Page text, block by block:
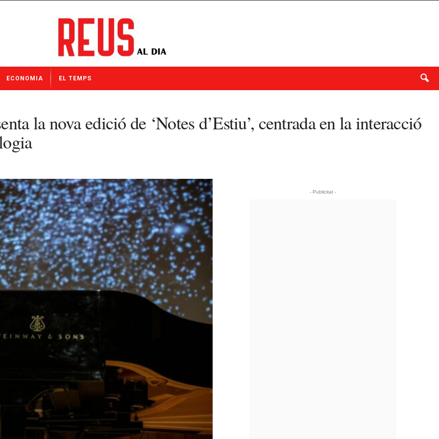
ECONOMIA EL TEMPS
la nova edició de ‘Notes d’Estiu’, centrada en la interacció
- Publicitat -